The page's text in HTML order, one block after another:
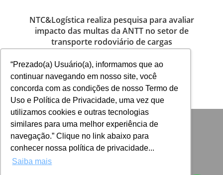
“Prezado(a) Usuário(a), informamos que ao
continuar navegando em nosso site, você
concorda com as condições de nosso Termo de
Uso e Política de Privacidade, uma vez que
utilizamos cookies e outras tecnologias
similares para uma melhor experiência de
navegação.” Clique no link abaixo para
conhecer nossa política de privacidade...
Saiba mais
NTC&Logística realiza pesquisa para avaliar
impacto das multas da ANTT no setor de
transporte rodoviário de cargas